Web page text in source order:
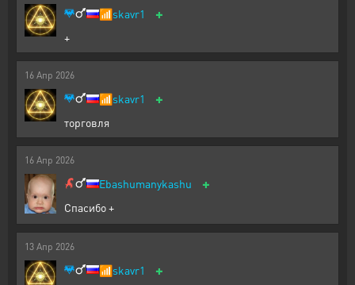
📶skavr1 +
+
16 Апр 2026
📶skavr1 +
торговля
16 Апр 2026
Ebashumanykashu +
Спасибо +
13 Апр 2026
📶skavr1 +